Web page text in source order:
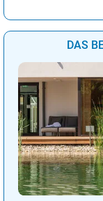
DAS